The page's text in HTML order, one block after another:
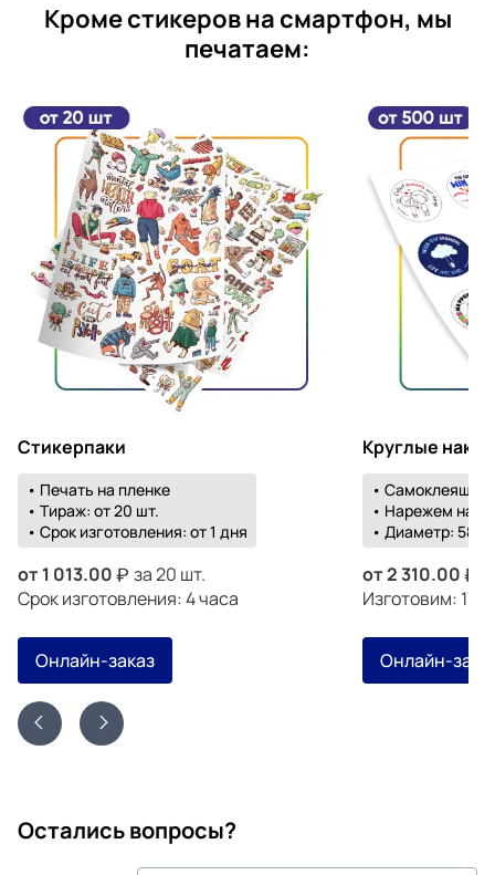
Кроме стикеров на смартфон, мы
печатаем:
Стикерпаки
• Печать на пленке
• Тираж: от 20 шт.
• Срок изготовления: от 1 дня
от 1 013.00
за 20 шт.
Срок изготовления: 4 часа
Онлайн-заказ
Круглые
•
• Нарежем на
• Диаметр: 58-
от2 310.00
Изготовим: 17
Онлайн-
Остались вопросы?